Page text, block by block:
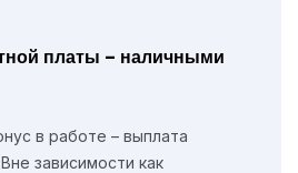
платы – наличными
в работе – выплата
зависимости как